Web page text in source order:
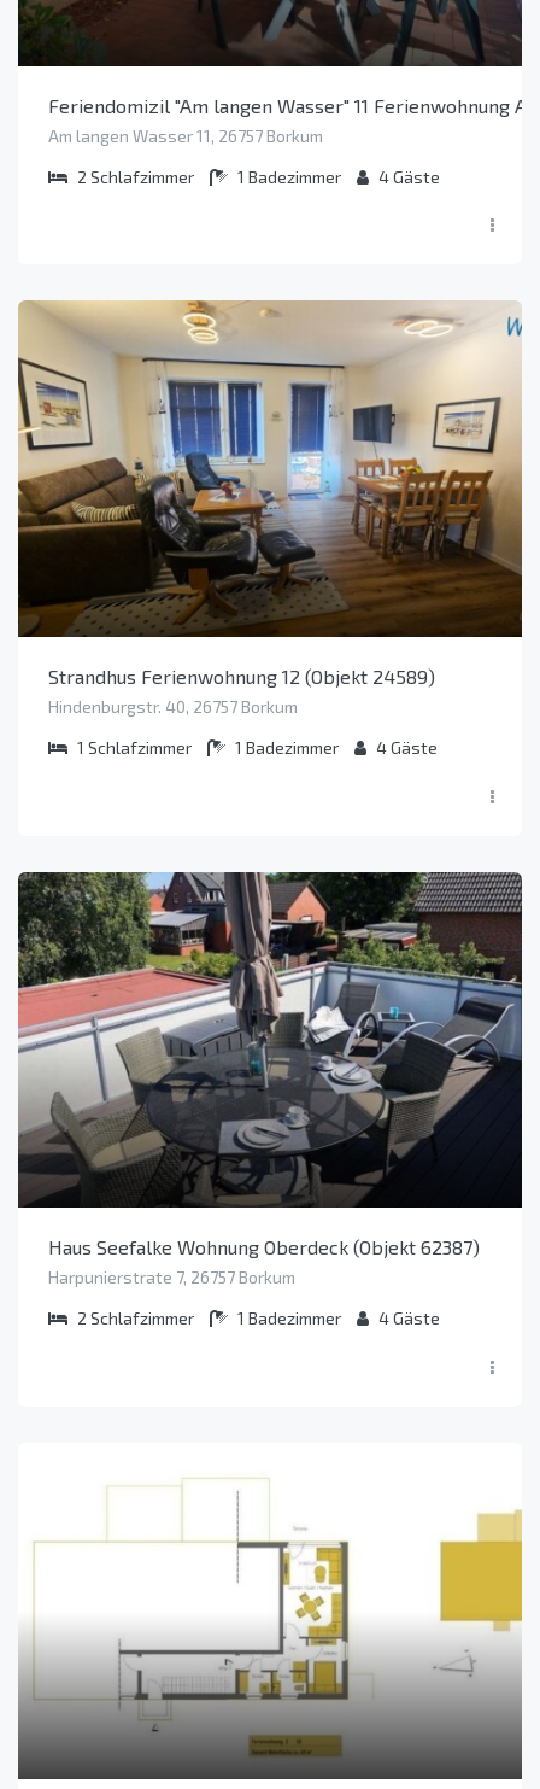
Feriendomizil "Am langen Wasser" 11 Ferienwohnung
Am langen Wasser 11, 26757 Borkum
2 Schlafzimmer 1 Badezimmer 4Gäste
Strandhus Ferienwohnung 12 (Objekt 24589)
Hindenburgstr. 40, 26757 Borkum
1 Schlafzimmer 1 Badezimmer 4Gäste
Haus Seefalke Wohnung Oberdeck (Objekt 62387)
Harpunierstrate 7, 26757 Borkum
2 Schlafzimmer 1 Badezimmer 4Gäste